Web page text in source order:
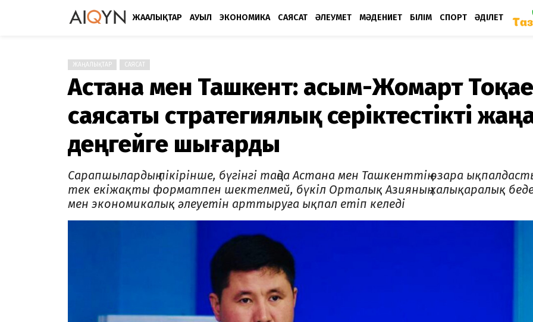
ЖАҢАЛЫҚТАР АУЫЛ ЭКОНОМИКА САЯСАТ ӘЛЕУМЕТ МӘДЕНИЕТ БІЛІМ СПОРТ ӘДІЛЕТ
ЖАҢАЛЫҚТАР САЯСАТ
Астана мен Ташкент: Қасым-Жомарт
саясаты стратегиялық серіктестікті
деңгейге шығарды
Сарапшылардың пікірінше, бүгінгі таңда Астана мен Ташкенттің өзара
тек екіжақты форматпен шектелмей, бүкіл Орталық Азияның халықаралық
мен экономикалық әлеуетін арттыруға ықпал етіп келеді